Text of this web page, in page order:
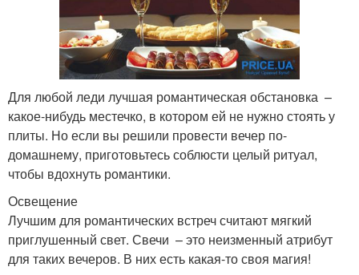
Для любой леди лучшая романтическая обстановка –
какое-нибудь местечко, в котором ей не нужно стоять у
плиты. Но если вы решили провести вечер по-
домашнему, приготовьтесь соблюсти целый ритуал,
чтобы вдохнуть романтики.
Освещение
Лучшим для романтических встреч считают мягкий
приглушенный свет. Свечи – это неизменный атрибут
для таких вечеров. В них есть какая-то своя магия!